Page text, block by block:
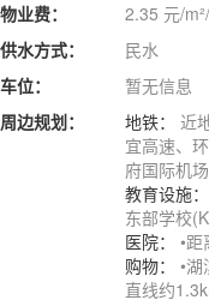
物业费：
2.35 元/
供水方式：
民水
车位：
暂无信息
周边规划：
地铁： 近
宜高速、
府国际机
教育设施：
东部学校
医院： •
购物： •
直线约